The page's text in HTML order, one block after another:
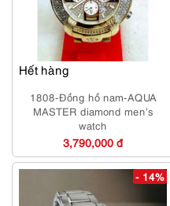
Hết hàng
1808-Đồng hồ nam-AQUA
MASTER diamond men’s
watch
3,790,000 đ
- 14%